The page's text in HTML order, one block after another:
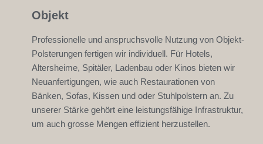
Objekt
Professionelle und anspruchsvolle Nutzung von Objekt-
Polsterungen fertigen wir individuell. Für Hotels,
Altersheime, Spitäler, Ladenbau oder Kinos bieten wir
Neuanfertigungen, wie auch Restaurationen von
Bänken, Sofas, Kissen und oder Stuhlpolstern an. Zu
unserer Stärke gehört eine leistungsfähige Infrastruktur,
um auch grosse Mengen effizient herzustellen.